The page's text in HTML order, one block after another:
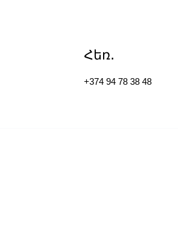
Հեռ․
+374 94 78 38 48